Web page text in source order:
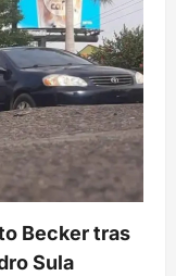
Becker tras
Sula